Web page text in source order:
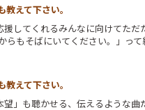
教えて下さい。
援してくれるみんなに向けてただ
らもそばにいてください。」って
教えて下さい。
望」も聴かせる、伝えるような曲